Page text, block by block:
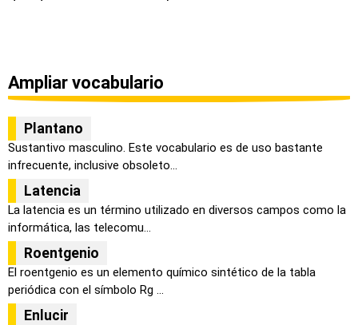
Ampliar vocabulario
Plantano
Sustantivo masculino. Este vocabulario es de uso bastante
infrecuente, inclusive obsoleto...
Latencia
La latencia es un término utilizado en diversos campos como la
informática, las telecomu...
Roentgenio
El roentgenio es un elemento químico sintético de la tabla
periódica con el símbolo Rg ...
Enlucir